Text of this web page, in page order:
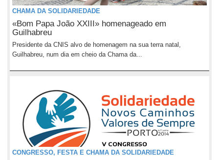
CHAMA DA SOLIDARIEDADE
«Bom Papa João XXIII» homenageado em
Guilhabreu
Presidente da CNIS alvo de homenagem na sua terra natal,
Guilhabreu, num dia em cheio da Chama da...
CONGRESSO, FESTA E CHAMA DA SOLIDARIEDADE